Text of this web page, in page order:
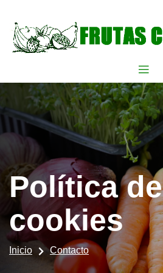
Política de
cookies
Inicio Contacto